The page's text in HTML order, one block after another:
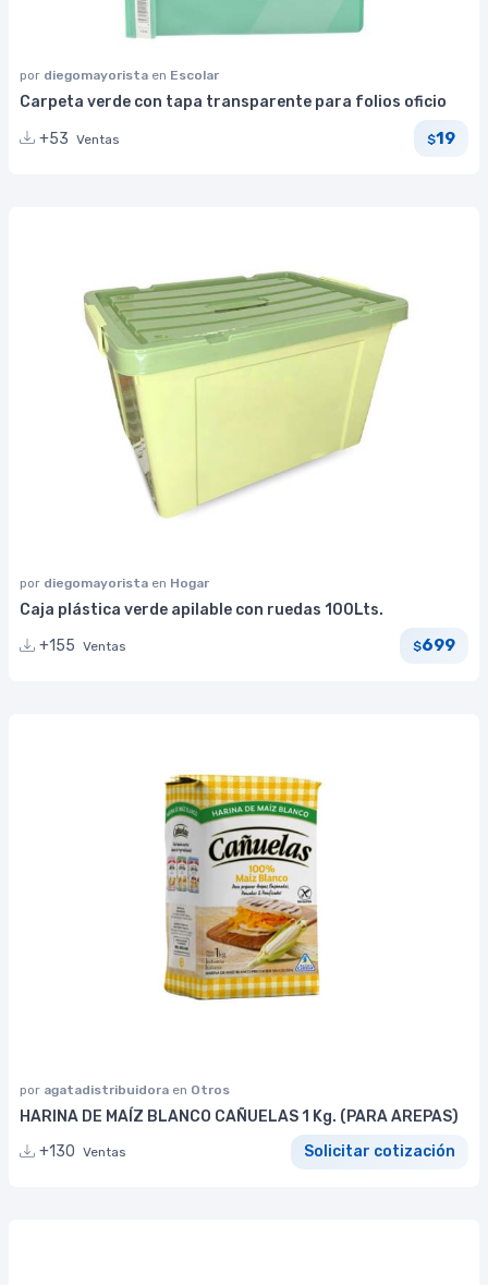
por diegomayorista en Escolar
Carpeta verde con tapa transparente para folios oficio
+53 Ventas $19
por diegomayorista en Hogar
Caja plástica verde apilable con ruedas 100Lts.
+155 Ventas $699
por agatadistribuidora en Otros
HARINA DE MAÍZ BLANCO CAÑUELAS 1 Kg. (PARA AREPAS)
+130 Ventas Solicitar cotización